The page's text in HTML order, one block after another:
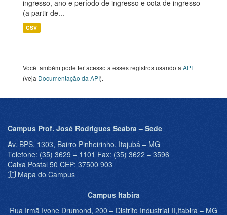
ingresso, ano e período de ingresso e cota de ingresso
(a partir de...
CSV
Você também pode ter acesso a esses registros usando a API
(veja Documentação da API).
Campus Prof. José Rodrigues Seabra – Sede
Av. BPS, 1303, Bairro Pinheirinho, Itajubá – MG
Telefone: (35) 3629 – 1101 Fax: (35) 3622 – 3596
Caixa Postal 50 CEP: 37500 903
Mapa do Campus
Campus Itabira
Rua Irmã Ivone Drumond, 200 – Distrito Industrial II,Itabira – MG